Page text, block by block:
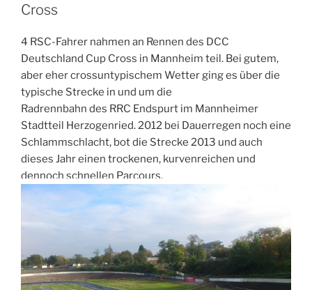
Cross
4 RSC-Fahrer nahmen an Rennen des DCC
Deutschland Cup Cross in Mannheim teil. Bei gutem,
aber eher crossuntypischem Wetter ging es über die
typische Strecke in und um die
Radrennbahn des RRC Endspurt im Mannheimer
Stadtteil Herzogenried. 2012 bei Dauerregen noch eine
Schlammschlacht, bot die Strecke 2013 und auch
dieses Jahr einen trockenen, kurvenreichen und
dennoch schnellen Parcours.